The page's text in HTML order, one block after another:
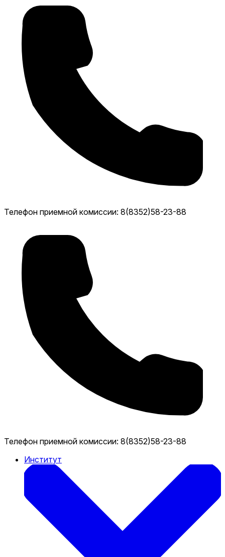
Телефон приемной комиссии: 8(8352)58-23-88
Телефон приемной комиссии: 8(8352)58-23-88
Институт